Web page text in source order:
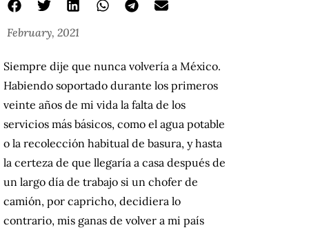
February, 2021
Siempre dije que nunca volvería a México.
Habiendo soportado durante los primeros
veinte años de mi vida la falta de los
servicios más básicos, como el agua potable
o la recolección habitual de basura, y hasta
la certeza de que llegaría a casa después de
un largo día de trabajo si un chofer de
camión, por capricho, decidiera lo
contrario, mis ganas de volver a mi país